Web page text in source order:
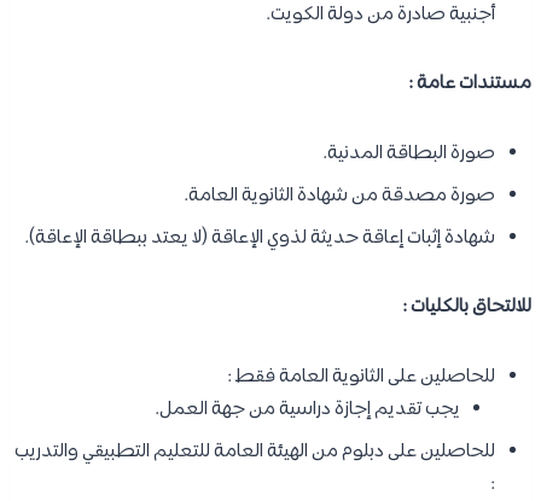
أجنبية صادرة من دولة الكويت.
مستندات عامة :
صورة البطاقة المدنية.
صورة مصدقة من شهادة الثانوية العامة.
شهادة إثبات إعاقة حديثة لذوي الإعاقة (لا يعتد ببطاقة الإعاقة).
للالتحاق بالكليات :
للحاصلين على الثانوية العامة فقط :
يجب تقديم إجازة دراسية من جهة العمل.
للحاصلين على دبلوم من الهيئة العامة للتعليم التطبيقي والتدريب
: